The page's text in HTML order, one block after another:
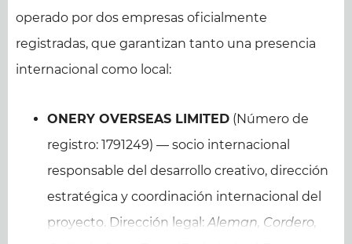
operado por dos empresas oficialmente
registradas, que garantizan tanto una presencia
internacional como local:
ONERY OVERSEAS LIMITED (Número de
registro: 1791249) — socio internacional
responsable del desarrollo creativo, dirección
estratégica y coordinación internacional del
proyecto. Dirección legal: Aleman, Cordero,